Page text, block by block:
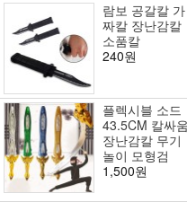
람보 공갈칼 가
짜칼 장난감칼
소품칼
240원
플렉시블 소드
43.5CM 칼싸움
장난감칼 무기
놀이 모형검
1,500원